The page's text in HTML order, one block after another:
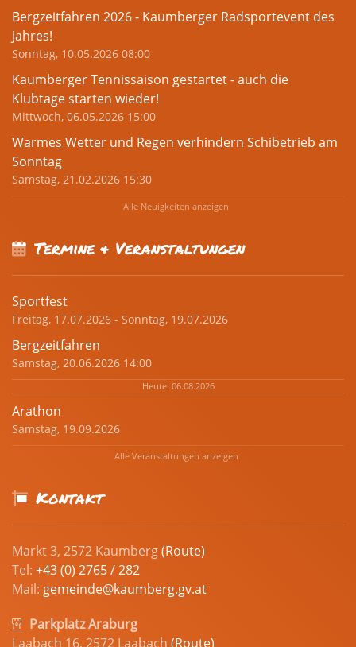
Bergzeitfahren 2026 - Kaumberger Radsportevent des
Jahres!
Sonntag, 10.05.2026 08:00
Kaumberger Tennissaison gestartet - auch die
Klubtage starten wieder!
Mittwoch, 06.05.2026 15:00
Warmes Wetter und Regen verhindern Schibetrieb am
Sonntag
Samstag, 21.02.2026 15:30
Alle Neuigkeiten anzeigen
Termine & Veranstaltungen
Sportfest
Freitag, 17.07.2026 - Sonntag, 19.07.2026
Bergzeitfahren
Samstag, 20.06.2026 14:00
Heute: 06.08.2026
Arathon
Samstag, 19.09.2026
Alle Veranstaltungen anzeigen
Kontakt
Markt 3, 2572 Kaumberg(Route)
Tel: +43 (0) 2765 / 282
Mail: gemeinde@kaumberg.gv.at
Parkplatz Araburg
Laabach 16, 2572 Laabach (Route)